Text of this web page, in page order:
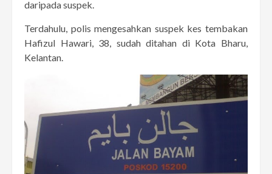
daripada suspek.
Terdahulu, polis mengesahkan suspek kes tembakan
Hafizul Hawari, 38, sudah ditahan di Kota Bharu,
Kelantan.